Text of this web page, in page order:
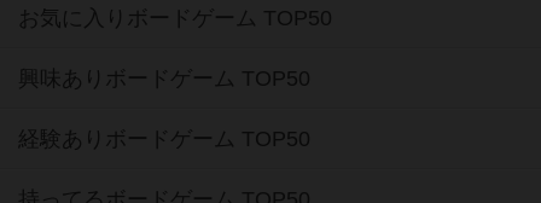
お気に入りボードゲーム TOP50
興味ありボードゲーム TOP50
経験ありボードゲーム TOP50